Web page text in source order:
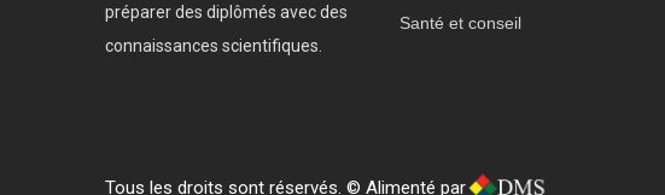
préparer des diplômés avec des
connaissances scientifiques.
Santé et conseil
Tous les droits sont réservés. © Alimenté par